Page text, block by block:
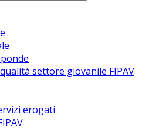
settore giovanile FIPAV
erogati